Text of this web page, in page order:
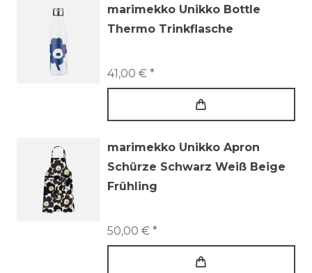
marimekko Unikko Bottle
Thermo Trinkflasche
41,00 € *
marimekko Unikko Apron
Schürze Schwarz Weiß Beige
Frühling
50,00 € *